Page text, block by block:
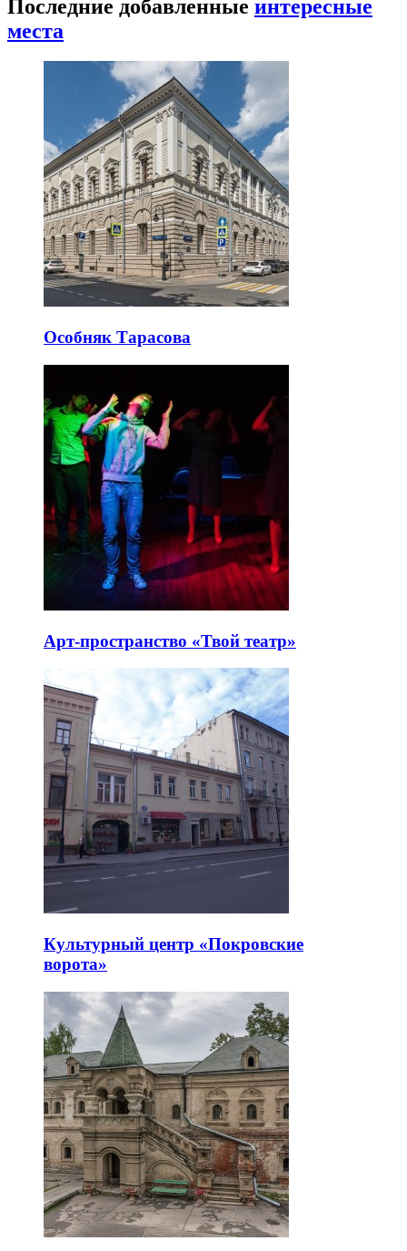
Последние добавленные интересные
места
Особняк Тарасова
Арт-пространство «Твой театр»
Культурный центр «Покровские
ворота»